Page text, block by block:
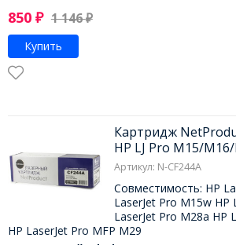
850 ₽ 1 146₽
Купить
Картридж
HP LJ Pro M15/
Артикул: N-CF244A
Совместимость: HP
LaserJet Pro M15w HP
LaserJet Pro M28a HP
HP LaserJet Pro MFP M29